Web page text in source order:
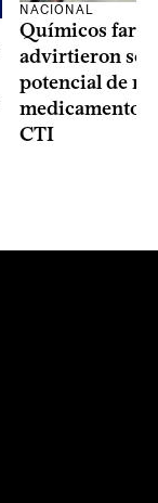
NACIONAL
Químicos
advirtieron
potencial de
medicamentos
CTI